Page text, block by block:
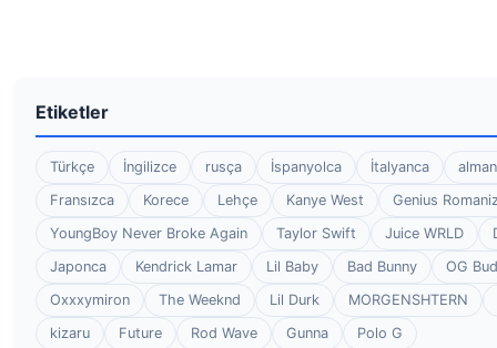
Etiketler
Türkçe İngilizce rusça İspanyolca İtalyanca
Fransızca
Korece Lehçe Kanye West
Genius
YoungBoy Never Broke Again
Taylor Swift Juice WRLD
Japonca
Kendrick Lamar Lil Baby Bad Bunny
OG
Oxxxymiron
The Weeknd Lil Durk
MORGENSHTERN
kizaru
Future Rod Wave Gunna Polo G